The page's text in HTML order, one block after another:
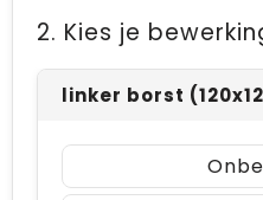
2. Kies je
linker borst